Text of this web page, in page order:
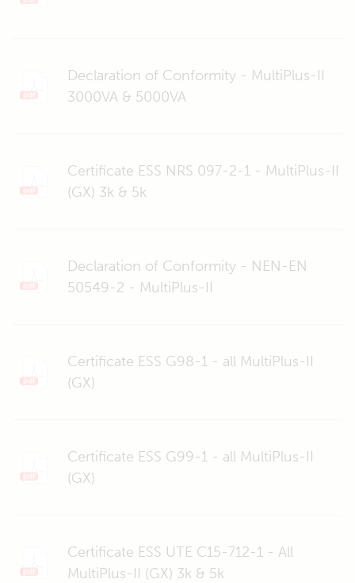
Declaration of Conformity - MultiPlus-II
3000VA & 5000VA
Certificate ESS NRS 097-2-1 - MultiPlus-II
(GX) 3k & 5k
Declaration of Conformity - NEN-EN
50549-2 - MultiPlus-II
Certificate ESS G98-1 - all MultiPlus-II
(GX)
Certificate ESS G99-1 - all MultiPlus-II
(GX)
Certificate ESS UTE C15-712-1 - All
MultiPlus-II (GX) 3k & 5k